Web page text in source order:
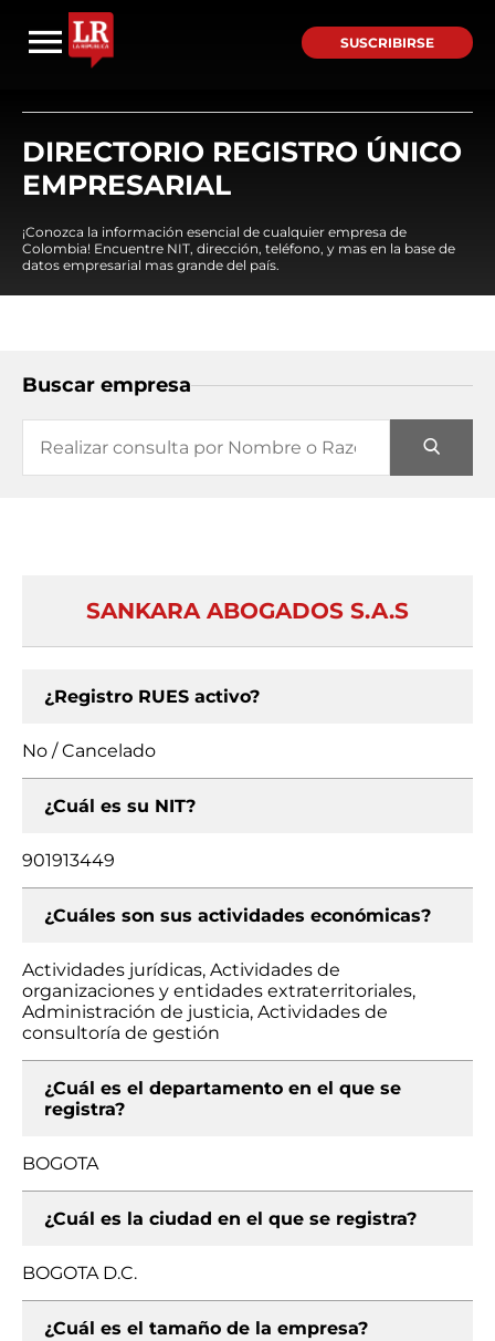
SUSCRIBIRSE
DIRECTORIO REGISTRO ÚNICO
EMPRESARIAL
¡Conozca la información esencial de cualquier empresa de
Colombia! Encuentre NIT, dirección, teléfono, y mas en la base de
datos empresarial mas grande del país.
Buscar empresa
SANKARA ABOGADOS S.A.S
¿Registro RUES activo?
No / Cancelado
¿Cuál es su NIT?
901913449
¿Cuáles son sus actividades económicas?
Actividades jurídicas, Actividades de
organizaciones y entidades extraterritoriales,
Administración de justicia, Actividades de
consultoría de gestión
¿Cuál es el departamento en el que se
registra?
BOGOTA
¿Cuál es la ciudad en el que se registra?
BOGOTA D.C.
¿Cuál es el tamaño de la empresa?